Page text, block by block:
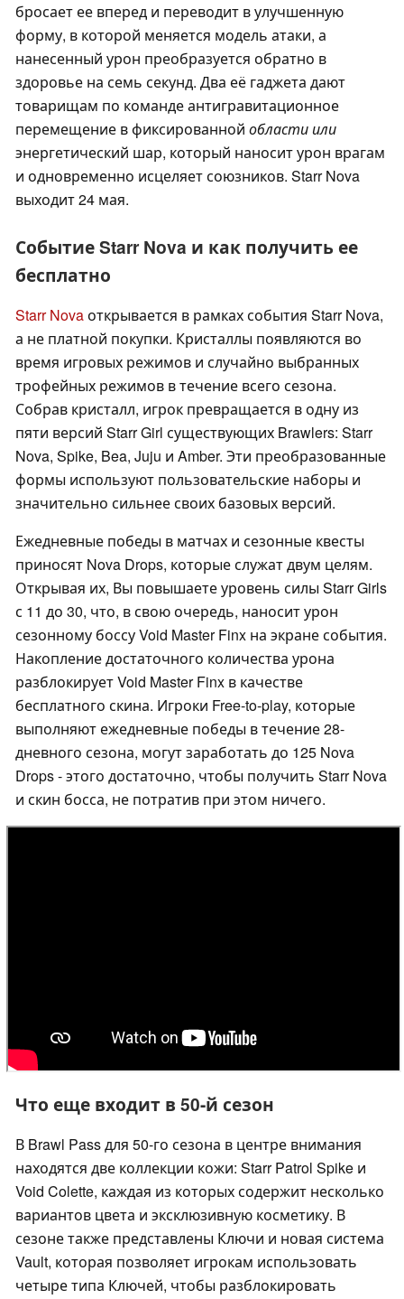
бросает ее вперед и переводит в улучшенную
форму, в которой меняется модель атаки, а
нанесенный урон преобразуется обратно в
здоровье на семь секунд. Два её гаджета дают
товарищам по команде антигравитационное
перемещение в фиксированной области или
энергетический шар, который наносит урон врагам
и одновременно исцеляет союзников. Starr Nova
выходит 24 мая.
Событие Starr Nova и как получить ее
бесплатно
Starr Novaоткрывается в рамках события Starr Nova,
а не платной покупки. Кристаллы появляются во
время игровых режимов и случайно выбранных
трофейных режимов в течение всего сезона.
Собрав кристалл, игрок превращается в одну из
пяти версий Starr Girl существующих Brawlers: Starr
Nova, Spike, Bea, Juju и Amber. Эти преобразованные
формы используют пользовательские наборы и
значительно сильнее своих базовых версий.
Ежедневные победы в матчах и сезонные квесты
приносят Nova Drops, которые служат двум целям.
Открывая их, Вы повышаете уровень силы Starr Girls
с 11 до 30, что, в свою очередь, наносит урон
сезонному боссу Void Master Finx на экране события.
Накопление достаточного количества урона
разблокирует Void Master Finx в качестве
бесплатного скина. Игроки Free-to-play, которые
выполняют ежедневные победы в течение 28-
дневного сезона, могут заработать до 125 Nova
Drops - этого достаточно, чтобы получить Starr Nova
и скин босса, не потратив при этом ничего.
Что еще входит в 50-й сезон
В Brawl Pass для 50-го сезона в центре внимания
находятся две коллекции кожи: Starr Patrol Spike и
Void Colette, каждая из которых содержит несколько
вариантов цвета и эксклюзивную косметику. В
сезоне также представлены Ключи и новая система
Vault, которая позволяет игрокам использовать
четыре типа Ключей, чтобы разблокировать